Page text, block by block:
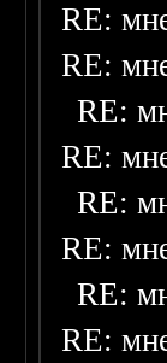
RE:
RE:
RE:
RE:
RE:
RE:
RE:
RE: